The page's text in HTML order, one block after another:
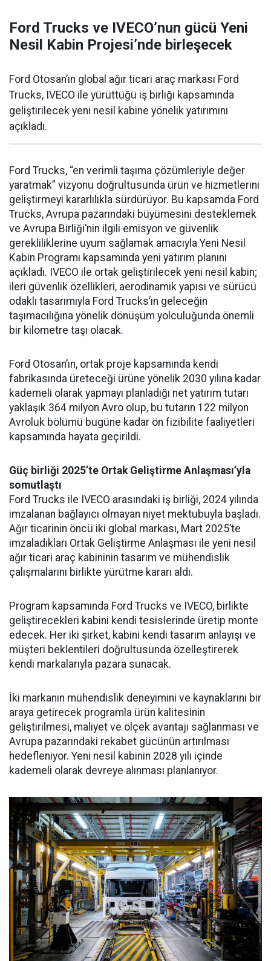
Ford Trucks ve IVECO’nun gücü Yeni
Nesil Kabin Projesi’nde birleşecek
Ford Otosan’ın global ağır ticari araç markası Ford
Trucks, IVECO ile yürüttüğü iş birliği kapsamında
geliştirilecek yeni nesil kabine yönelik yatırımını
açıkladı.
Ford Trucks, “en verimli taşıma çözümleriyle değer
yaratmak” vizyonu doğrultusunda ürün ve hizmetlerini
geliştirmeyi kararlılıkla sürdürüyor. Bu kapsamda Ford
Trucks, Avrupa pazarındaki büyümesini desteklemek
ve Avrupa Birliği’nin ilgili emisyon ve güvenlik
gerekliliklerine uyum sağlamak amacıyla Yeni Nesil
Kabin Programı kapsamında yeni yatırım planını
açıkladı. IVECO ile ortak geliştirilecek yeni nesil kabin;
ileri güvenlik özellikleri, aerodinamik yapısı ve sürücü
odaklı tasarımıyla Ford Trucks’ın geleceğin
taşımacılığına yönelik dönüşüm yolculuğunda önemli
bir kilometre taşı olacak.
Ford Otosan’ın, ortak proje kapsamında kendi
fabrikasında üreteceği ürüne yönelik 2030 yılına kadar
kademeli olarak yapmayı planladığı net yatırım tutarı
yaklaşık 364 milyon Avro olup, bu tutarın 122 milyon
Avroluk bölümü bugüne kadar ön fizibilite faaliyetleri
kapsamında hayata geçirildi.
Güç birliği 2025’te Ortak Geliştirme Anlaşması’yla
somutlaştı
Ford Trucks ile IVECO arasındaki iş birliği, 2024 yılında
imzalanan bağlayıcı olmayan niyet mektubuyla başladı.
Ağır ticarinin öncü iki global markası, Mart 2025’te
imzaladıkları Ortak Geliştirme Anlaşması ile yeni nesil
ağır ticari araç kabininin tasarım ve mühendislik
çalışmalarını birlikte yürütme kararı aldı.
Program kapsamında Ford Trucks ve IVECO, birlikte
geliştirecekleri kabini kendi tesislerinde üretip monte
edecek. Her iki şirket, kabini kendi tasarım anlayışı ve
müşteri beklentileri doğrultusunda özelleştirerek
kendi markalarıyla pazara sunacak.
İki markanın mühendislik deneyimini ve kaynaklarını bir
araya getirecek programla ürün kalitesinin
geliştirilmesi, maliyet ve ölçek avantajı sağlanması ve
Avrupa pazarındaki rekabet gücünün artırılması
hedefleniyor. Yeni nesil kabinin 2028 yılı içinde
kademeli olarak devreye alınması planlanıyor.